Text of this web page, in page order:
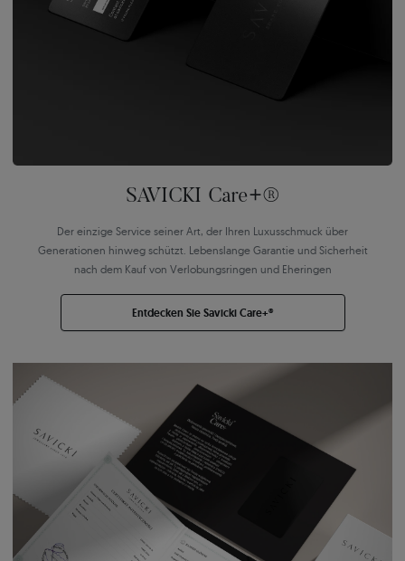
SAVICKI Care+®
Der einzige Service seiner Art, der Ihren Luxusschmuck über
Generationen hinweg schützt. Lebenslange Garantie und Sicherheit
nach dem Kauf von Verlobungsringen und Eheringen
Entdecken Sie Savicki Care+®